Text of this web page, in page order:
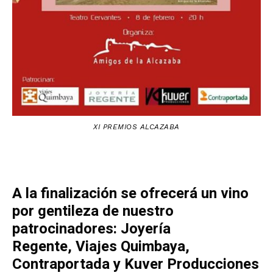
XI PREMIOS ALCAZABA
A la finalización se ofrecerá un vino
por gentileza de nuestro
patrocinadores: Joyería
Regente, Viajes Quimbaya,
Contraportada y Kuver Producciones